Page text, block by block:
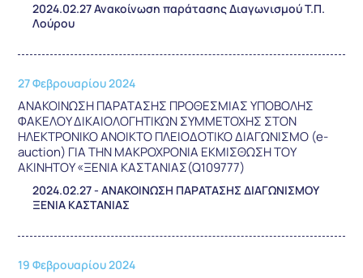
2024.02.27 Ανακοίνωση παράτασης Διαγωνισμού Τ.Π.
Λούρου
27 Φεβρουαρίου 2024
ΑΝΑΚΟΙΝΩΣΗ ΠΑΡΑΤΑΣΗΣ ΠΡΟΘΕΣΜΙΑΣ ΥΠΟΒΟΛΗΣ
ΦΑΚΕΛΟΥ ΔΙΚΑΙΟΛΟΓΗΤΙΚΩΝ ΣΥΜΜΕΤΟΧΗΣ ΣΤΟΝ
ΗΛΕΚΤΡΟΝΙΚΟ ΑΝΟΙΚΤΟ ΠΛΕΙΟΔΟΤΙΚΟ ΔΙΑΓΩΝΙΣΜΟ (e-
auction) ΓΙΑ ΤΗΝ ΜΑΚΡΟΧΡΟΝΙΑ ΕΚΜΙΣΘΩΣΗ ΤΟΥ
ΑΚΙΝΗΤΟΥ «ΞΕΝΙΑ ΚΑΣΤΑΝΙΑΣ(Q109777)
2024.02.27 - ΑΝΑΚΟΙΝΩΣΗ ΠΑΡΑΤΑΣΗΣ ΔΙΑΓΩΝΙΣΜΟΥ
ΞΕΝΙΑ ΚΑΣΤΑΝΙΑΣ
19 Φεβρουαρίου 2024